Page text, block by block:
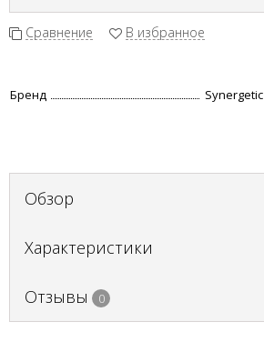
Сравнение В избранное
Бренд Synergetic
Обзор
Характеристики
Отзывы 0